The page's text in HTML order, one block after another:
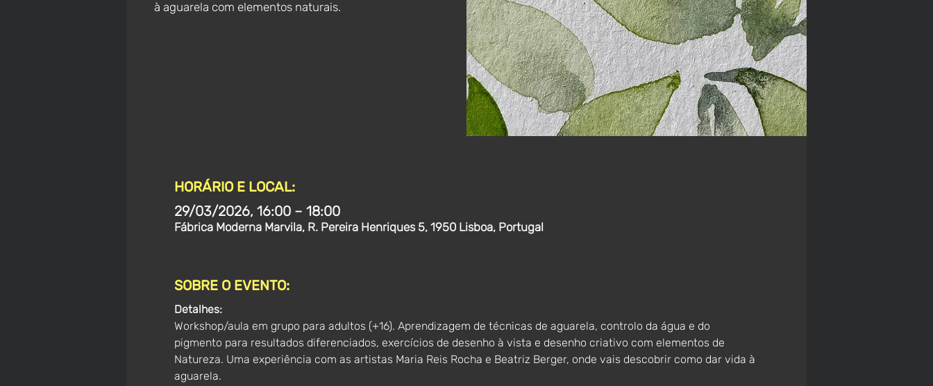
à aguarela com elementos naturais.
HORÁRIO E LOCAL:
29/03/2026, 16:00 – 18:00
Fábrica Moderna Marvila, R. Pereira Henriques 5, 1950 Lisboa, Portugal
SOBRE O EVENTO:
Detalhes:
Workshop/aula em grupo para adultos (+16). Aprendizagem de técnicas de aguarela, controlo da água e do
pigmento para resultados diferenciados, exercícios de desenho à vista e desenho criativo com elementos de
Natureza. Uma experiência com as artistas Maria Reis Rocha e Beatriz Berger, onde vais descobrir como dar vida à
aguarela.